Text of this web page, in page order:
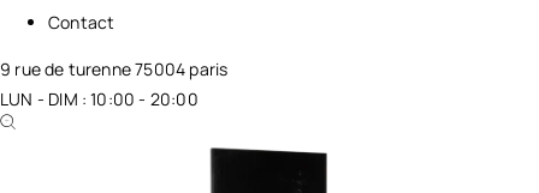
Contact
9 rue de turenne 75004 paris
LUN - DIM : 10:00 - 20:00